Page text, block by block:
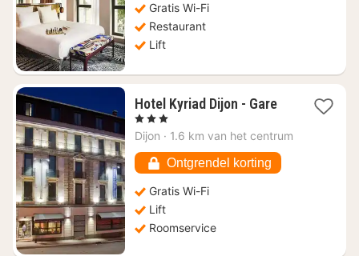
Gratis Wi-Fi
Restaurant
Lift
Hotel Kyriad Dijon - Gare4
nachten
vanaf
68,40
, 3 Sterren
Dijon · 1.6 km van het centrum
Ontgrendel korting
Gratis Wi-Fi
Lift
Roomservice